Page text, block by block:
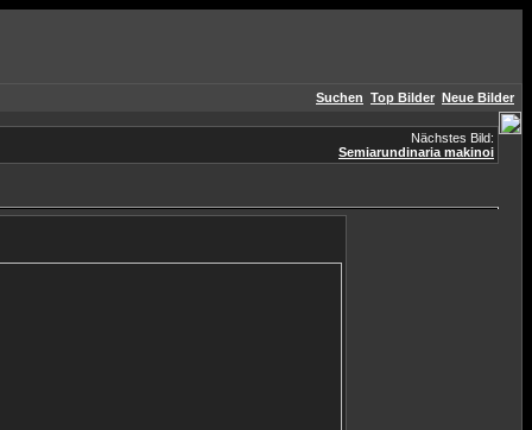
Suchen Top Bilder Neue Bilder
Nächstes Bild:
Semiarundinaria makinoi